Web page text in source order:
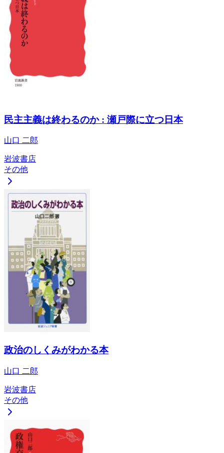
民主主義は終わるのか : 瀬戸際に立つ日本
山口 二郎
岩波書店
その他
政治のしくみがわかる本
山口 二郎
岩波書店
その他